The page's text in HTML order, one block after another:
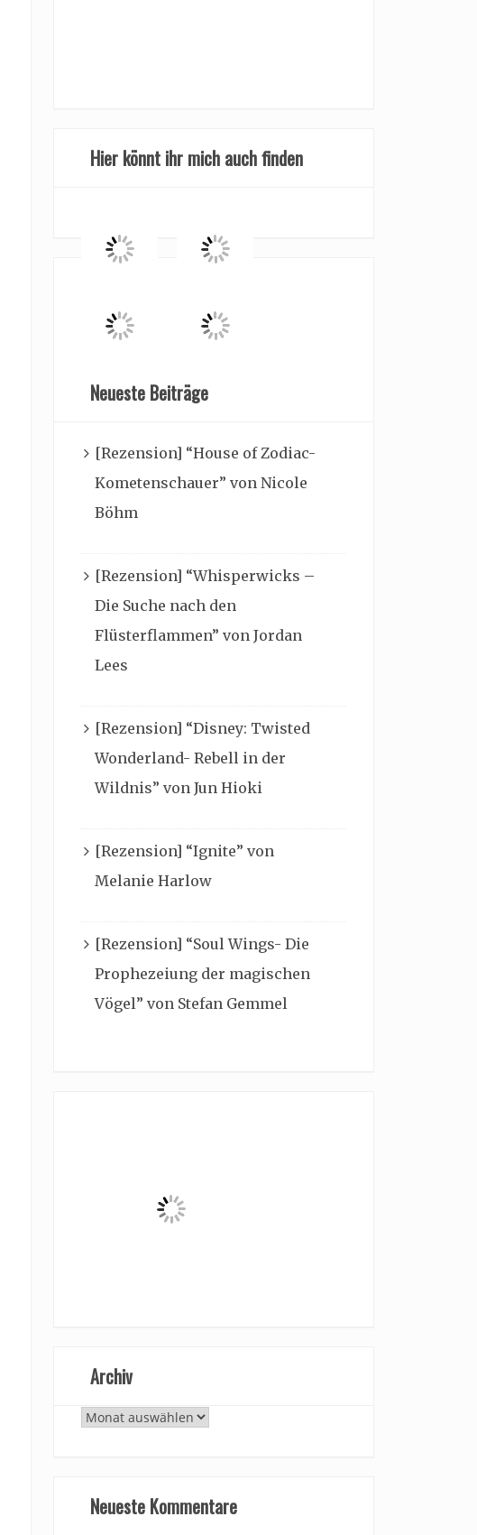
Hier könnt ihr mich auch finden
Neueste Beiträge
[Rezension] “House of Zodiac-
Kometenschauer” von Nicole
Böhm
[Rezension] “Whisperwicks –
Die Suche nach den
Flüsterflammen” von Jordan
Lees
[Rezension] “Disney: Twisted
Wonderland- Rebell in der
Wildnis” von Jun Hioki
[Rezension] “Ignite” von
Melanie Harlow
[Rezension] “Soul Wings- Die
Prophezeiung der magischen
Vögel” von Stefan Gemmel
Archiv
Archiv
Neueste Kommentare